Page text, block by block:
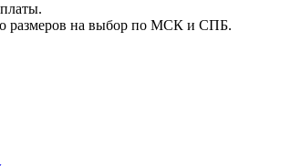
размеров на выбор по МСК и СПБ.